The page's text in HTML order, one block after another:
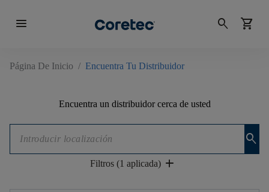
menu search shopping_cart
Página De Inicio / Encuentra Tu Distribuidor
Encuentra un distribuidor cerca de usted
search
Filtros (1 aplicada) add